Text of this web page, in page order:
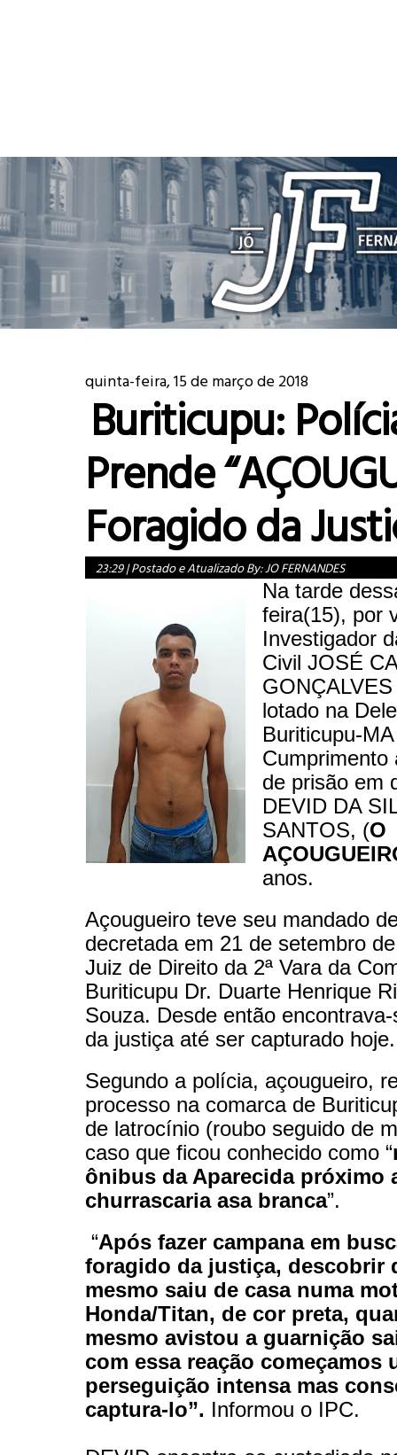
quinta-feira, 15 de março de 2018
Buriticupu:
Prende
Foragido da
23:29|Postado e Atualizado By:JO FERNANDES
Na tarde
feira(15), por
Investigador
Civil JOSÉ
lotado na
Buriticupu-
Cumprimento
de prisão em
DEVID DA
SANTOS, (O
anos.
Açougueiro teve seu mandado
decretada em 21 de setembro
Juiz de Direito da 2ª Vara da
Buriticupu Dr. Duarte Henrique
Souza. Desde então
da justiça até ser capturado hoje.
Segundo a polícia, açougueiro,
processo na comarca de
de latrocínio (roubo seguido de
caso que ficou conhecido como “
ônibus da Aparecida próximo
churrascaria asa branca”.
“Após fazer campana em
foragido da justiça, descobrir
mesmo saiu de casa numa
Honda/Titan, de cor preta,
mesmo avistou a guarnição
com essa reação começamos
perseguição intensa mas
captura-lo”. Informou o IPC.